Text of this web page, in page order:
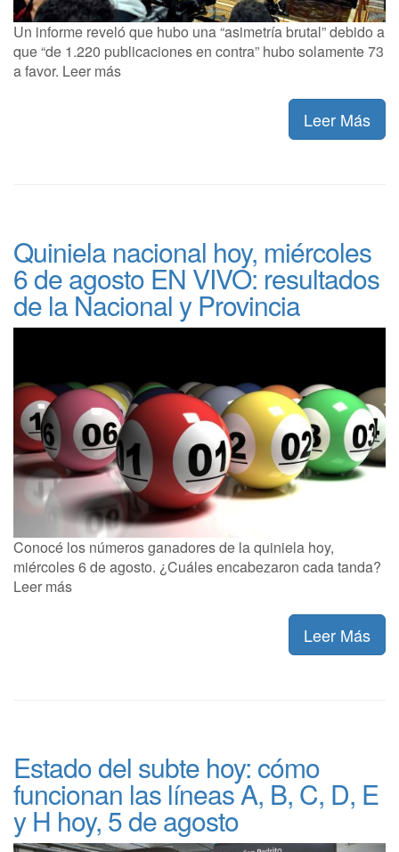
Un informe reveló que hubo una “asimetría brutal” debido a
que “de 1.220 publicaciones en contra” hubo solamente 73
a favor. Leer más
Leer Más
Quiniela nacional hoy, miércoles
6 de agosto EN VIVO: resultados
de la Nacional y Provincia
Conocé los números ganadores de la quiniela hoy,
miércoles 6 de agosto. ¿Cuáles encabezaron cada tanda?
Leer más
Leer Más
Estado del subte hoy: cómo
funcionan las líneas A, B, C, D, E
y H hoy, 5 de agosto